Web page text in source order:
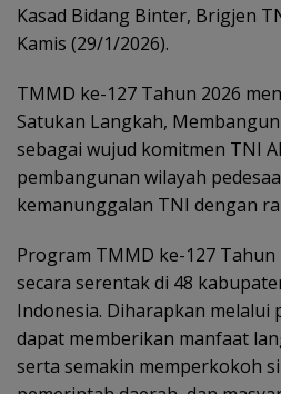
Kasad Bidang Binter, Brigjen
Kamis (29/1/2026).
TMMD ke-127 Tahun 2026
Satukan Langkah,
sebagai wujud komitmen TNI
pembangunan wilayah
kemanunggalan TNI dengan
Program TMMD ke-127 Tahun
secara serentak di 48
Indonesia. Diharapkan melalui
dapat memberikan manfaat
serta semakin memperkokoh